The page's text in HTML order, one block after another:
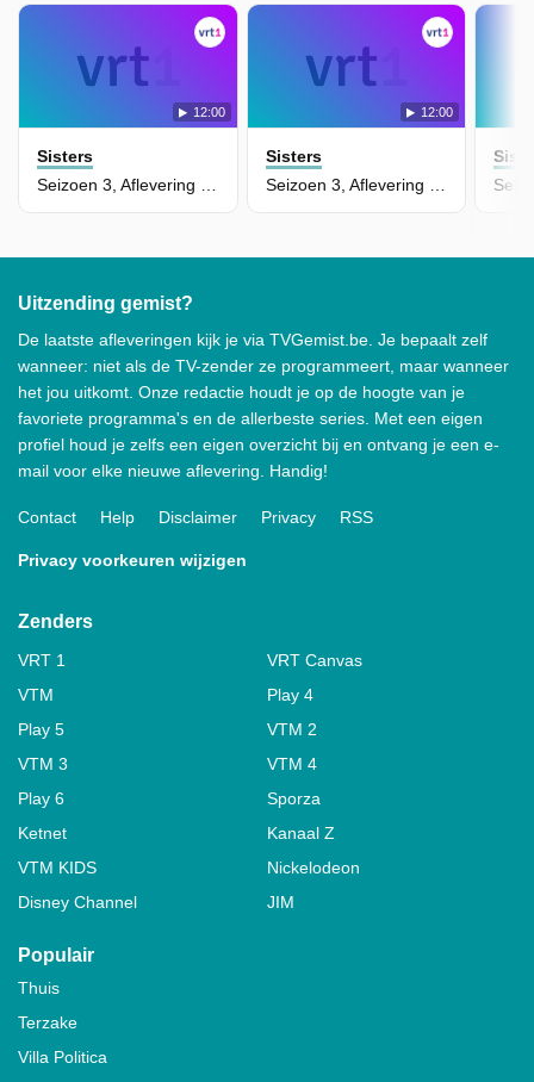
12:00
Sisters
12:00
Sisters
Uitzending gemist?
De laatste afleveringen kijk je via TVGemist.be. Je bepaalt zelf
wanneer: niet als de TV-zender ze programmeert, maar wanneer
het jou uitkomt. Onze redactie houdt je op de hoogte van je
favoriete programma's en de allerbeste series. Met een eigen
profiel houd je zelfs een eigen overzicht bij en ontvang je een e-
mail voor elke nieuwe aflevering. Handig!
Contact Help Disclaimer Privacy RSS
Privacy voorkeuren wijzigen
Zenders
VRT 1
VRT Canvas
VTM
Play 4
Play 5
VTM 2
VTM 3
VTM 4
Play 6
Sporza
Ketnet
Kanaal Z
VTM KIDS
Nickelodeon
Disney Channel
JIM
Populair
Thuis
Terzake
Villa Politica